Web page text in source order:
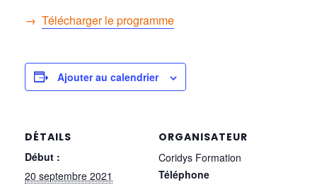
→ Télécharger le programme
Ajouter au calendrier
DÉTAILS
Début :
20 septembre 2021
ORGANISATEUR
Coridys Formation
Téléphone